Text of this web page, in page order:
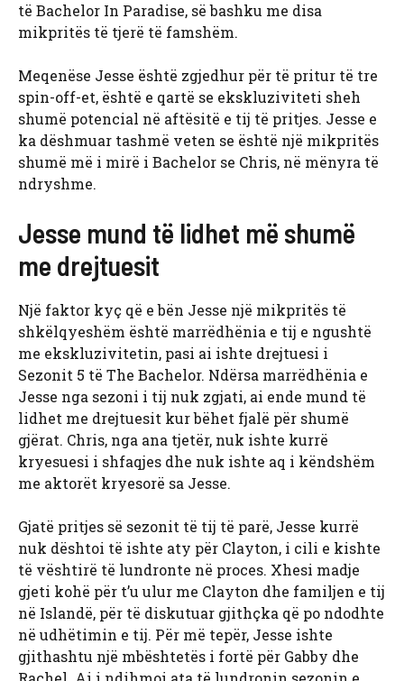
të Bachelor In Paradise, së bashku me disa
mikpritës të tjerë të famshëm.
Meqenëse Jesse është zgjedhur për të pritur të tre
spin-off-et, është e qartë se ekskluziviteti sheh
shumë potencial në aftësitë e tij të pritjes. Jesse e
ka dëshmuar tashmë veten se është një mikpritës
shumë më i mirë i Bachelor se Chris, në mënyra të
ndryshme.
Jesse mund të lidhet më shumë
me drejtuesit
Një faktor kyç që e bën Jesse një mikpritës të
shkëlqyeshëm është marrëdhënia e tij e ngushtë
me ekskluzivitetin, pasi ai ishte drejtuesi i
Sezonit 5 të The Bachelor. Ndërsa marrëdhënia e
Jesse nga sezoni i tij nuk zgjati, ai ende mund të
lidhet me drejtuesit kur bëhet fjalë për shumë
gjërat. Chris, nga ana tjetër, nuk ishte kurrë
kryesuesi i shfaqjes dhe nuk ishte aq i këndshëm
me aktorët kryesorë sa Jesse.
Gjatë pritjes së sezonit të tij të parë, Jesse kurrë
nuk dështoi të ishte aty për Clayton, i cili e kishte
të vështirë të lundronte në proces. Xhesi madje
gjeti kohë për t’u ulur me Clayton dhe familjen e tij
në Islandë, për të diskutuar gjithçka që po ndodhte
në udhëtimin e tij. Për më tepër, Jesse ishte
gjithashtu një mbështetës i fortë për Gabby dhe